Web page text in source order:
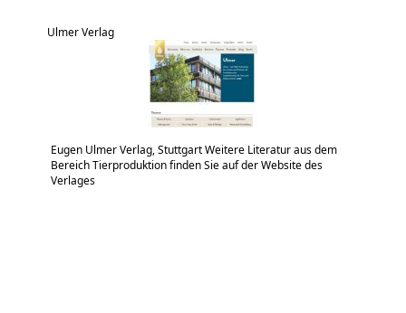
Ulmer Verlag
Eugen Ulmer Verlag, Stuttgart Weitere Literatur aus dem
Bereich Tierproduktion finden Sie auf der Website des
Verlages